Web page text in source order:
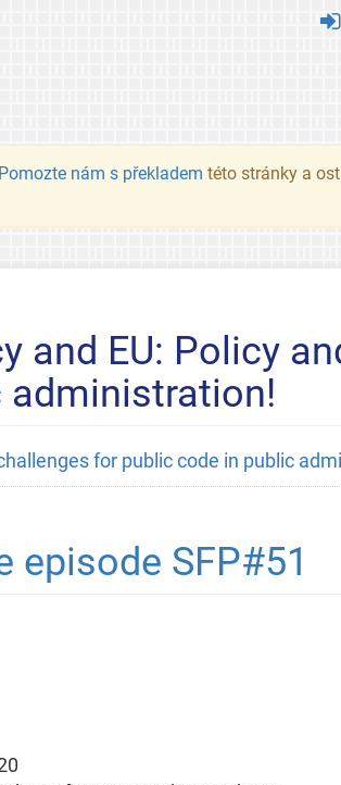
Pomozte nám s překladem této stránky a
and EU: Policy
administration!
for public code in public
episode SFP#51